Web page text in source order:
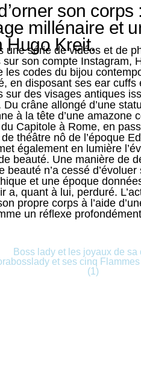
son corps
millénaire et
Hugo Kreit.
une série de vidéos et de
sur son compte Instagram,
les codes du bijou
en disposant ses ear cuffs
sur des visages antiques
Du crâne allongé d’une
à la tête d’une amazone
Capitole à Rome, en
théâtre nô de l’époque
également en lumière
beauté. Une manière de
beauté n’a cessé
et une époque
a, quant à lui, perduré.
propre corps à l’aide
un réflexe